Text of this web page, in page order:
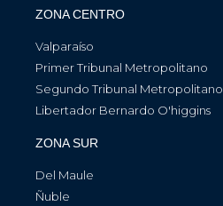
ZONA CENTRO
Valparaíso
Primer Tribunal Metropolitano
Segundo Tribunal Metropolitano
Libertador Bernardo O'higgins
ZONA SUR
Del Maule
Ñuble